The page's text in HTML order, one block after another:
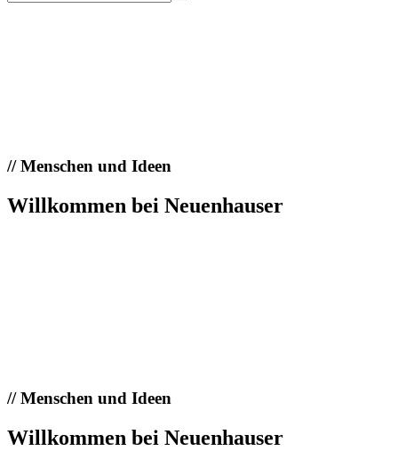
//Menschen und Ideen
Willkommen bei Neuenhauser
//Menschen und Ideen
Willkommen bei Neuenhauser